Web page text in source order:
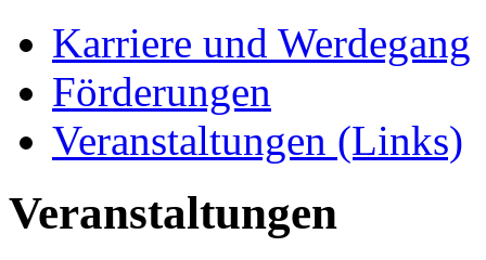
Karriere und Werdegang
Förderungen
Veranstaltungen (Links)
Veranstaltungen